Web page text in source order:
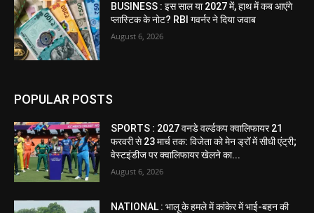
BUSINESS : इस साल या 2027 में, हाथ में कब आएंगे
प्लास्टिक के नोट? RBI गवर्नर ने दिया जवाब
August 6, 2026
POPULAR POSTS
SPORTS : 2027 वनडे वर्ल्डकप क्वालिफायर 21
फरवरी से 23 मार्च तक: विजेता को मेन ड्रॉ में सीधी एंट्री;
वेस्टइंडीज पर क्वालिफायर खेलने का...
August 6, 2026
NATIONAL : भालू के हमले में कांकेर में भाई-बहन की